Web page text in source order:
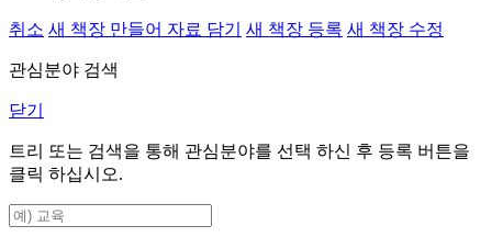
취소 새 책장 만들어 자료 담기 새 책장 등록 새 책장 수정
관심분야 검색
닫기
트리 또는 검색을 통해 관심분야를 선택 하신 후 등록 버튼을
클릭 하십시오.